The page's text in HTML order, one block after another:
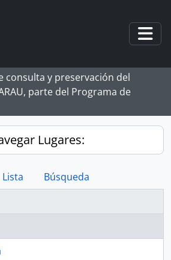
consulta y preservación del
parte del Programa de
Lugares:
Lista
Búsqueda